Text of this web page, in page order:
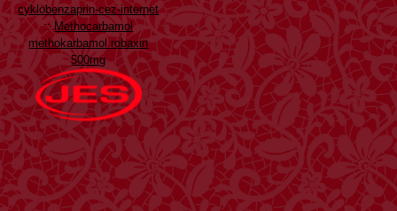
cyklobenzaprin-cez-internet
::Methocarbamol
methokarbamol robaxin
500mg